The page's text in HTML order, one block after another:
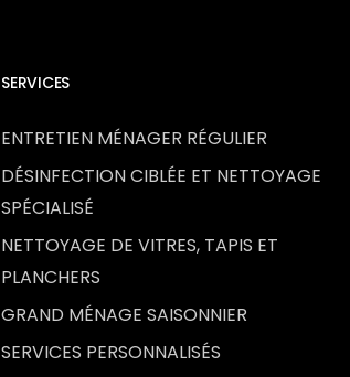
SERVICES
ENTRETIEN MÉNAGER RÉGULIER
DÉSINFECTION CIBLÉE ET NETTOYAGE
SPÉCIALISÉ
NETTOYAGE DE VITRES, TAPIS ET
PLANCHERS
GRAND MÉNAGE SAISONNIER
SERVICES PERSONNALISÉS